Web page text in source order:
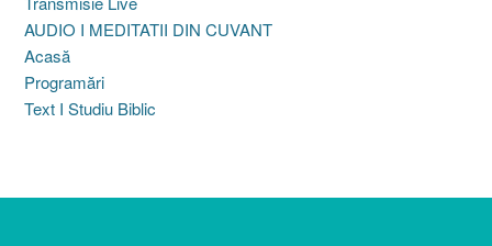
AUDIO I MEDITATII DIN CUVANT
Acasă
Programări
Text I Studiu Biblic